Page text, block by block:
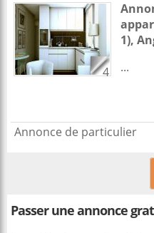
4
1),
...
Annonce de particulier
Passer une annonce